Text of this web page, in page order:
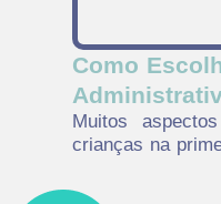
Como
Muitos
crianças na